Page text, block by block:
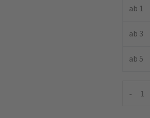
ab 1
ab 3
ab 5
-